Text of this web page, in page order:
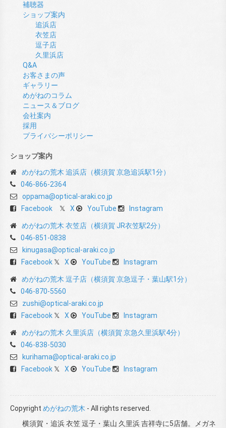
補聴器
ショップ案内
追浜店
衣笠店
逗子店
久里浜店
Q&A
お客さまの声
ギャラリー
めがねのコラム
ニュース＆ブログ
会社案内
採用
プライバシーポリシー
ショップ案内
めがねの荒木 追浜店（横須賀 京急追浜駅1分）
046-866-2364
oppama@optical-araki.co.jp
Facebook
X YouTube Instagram
めがねの荒木 衣笠店（横須賀 JR衣笠駅2分）
046-851-0838
kinugasa@optical-araki.co.jp
Facebook
X YouTube Instagram
めがねの荒木 逗子店（横須賀 京急逗子・葉山駅1分）
046-870-5560
zushi@optical-araki.co.jp
Facebook
X YouTube Instagram
めがねの荒木 久里浜店（横須賀 京急久里浜駅4分）
046-838-5030
kurihama@optical-araki.co.jp
Facebook
X YouTube Instagram
Copyright めがねの荒木 - All rights reserved.
横須賀・追浜 衣笠 逗子・葉山 久里浜 吉祥寺に5店舗。メガネ